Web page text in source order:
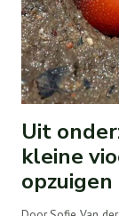
Uit
kleine